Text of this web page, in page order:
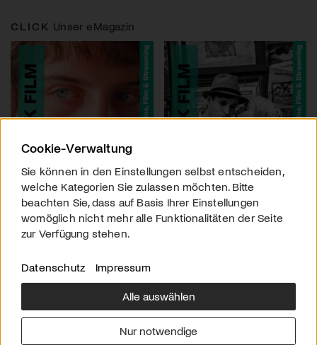
CLICK Unser eMagazin
Über uns
Downloads
Werben
Impressum
Cookie-Verwaltung
Sie können in den Einstellungen selbst entscheiden,
welche Kategorien Sie zulassen möchten. Bitte
beachten Sie, dass auf Basis Ihrer Einstellungen
womöglich nicht mehr alle Funktionalitäten der Seite
zur Verfügung stehen.
Datenschutz Impressum
Alle auswählen
Nur notwendige